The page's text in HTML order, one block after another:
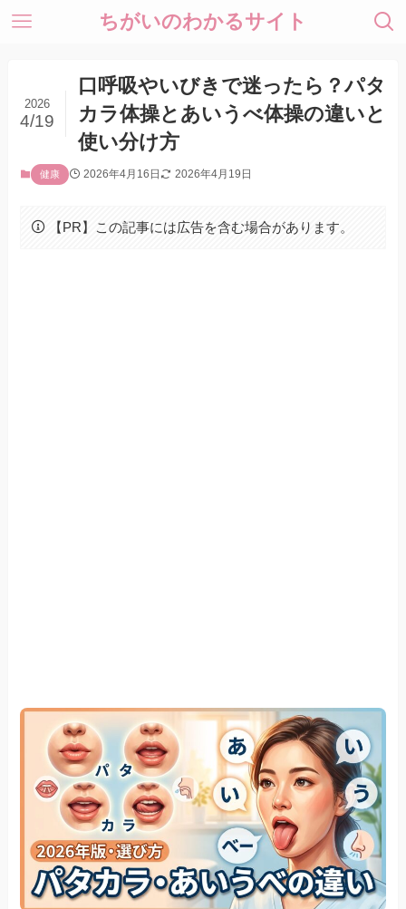
ちがいのわかるサイト
口呼吸やいびきで迷ったら？パタ
カラ体操とあいうべ体操の違いと
使い分け方
2026
4/19
健康 2026年4月16日 2026年4月19日
【PR】この記事には広告を含む場合があります。